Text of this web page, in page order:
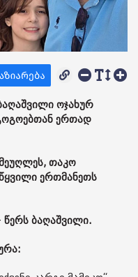
ოჯახურ
ერთად
თაკო
ერთმანეთს
წერს ბაღაშვილი.